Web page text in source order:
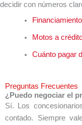
decidir con números
Motos a
Cuánto pagar
Preguntas Frecuentes
¿Puedo negociar el
Sí. Los
contado. Siempre